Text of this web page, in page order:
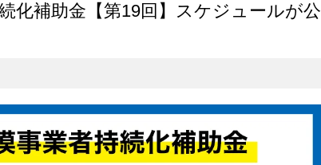
化補助金【第19回】スケジュールが公